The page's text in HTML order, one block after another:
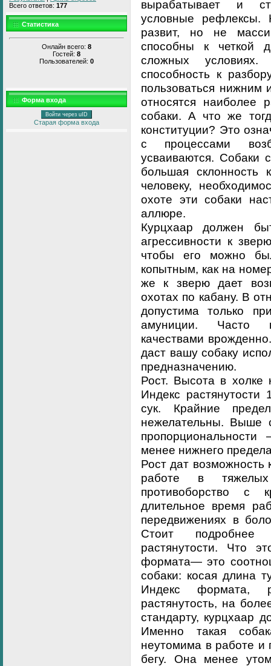
Всего ответов: 177
Статистика
Онлайн всего: 8
Гостей: 8
Пользователей: 0
Форма входа
Войти через uID
Старая форма входа
вырабатывает и
условные рефлексы.
развит, но не
способны к четкой
сложных
способность к
пользоваться нижним
относятся наиболее
собаки. А что же
конституции? Это
с процессами
усваиваются. Собаки
большая склонность
человеку,
охоте эти собаки
аллюре.
Курцхаар должен
агрессивности к
чтобы его можно
копытным, как на
же к зверю дает
охотах по кабану. В
допустима только
амуниции. Часто
качествами
даст вашу собаку
предназначению.
Рост. Высота в холке
Индекс
сук. Крайние
нежелательны. Выше
менее нижнего
Рост дат
работе в
противоборство с
длительное время
передвижениях в
Стоит подробнее
растянутости. Что
формата— это
собаки: косая длина
Индекс формата,
растянутость, на
стандарту, курцхаар
Именно такая
неутомима в работе и
бегу. Она менее